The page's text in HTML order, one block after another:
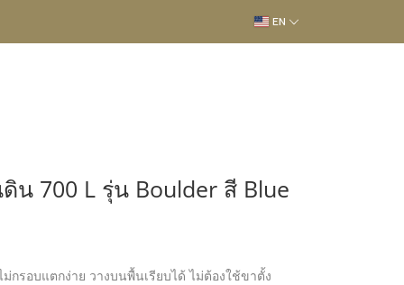
EN
น 700 L รุ่น Boulder สี Blue
กรอบแตกง่าย วางบนพื้นเรียบได้ ไม่ต้องใช้ขาตั้ง